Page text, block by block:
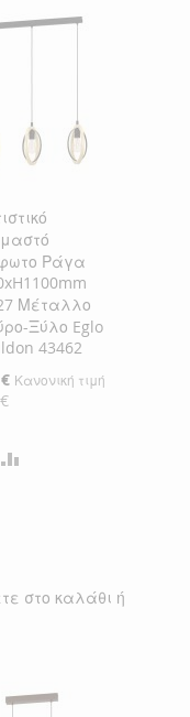
Ράγα
Μέταλλο
Ξύλο Eglo
43462
Κανονική τιμή
στο καλάθι ή